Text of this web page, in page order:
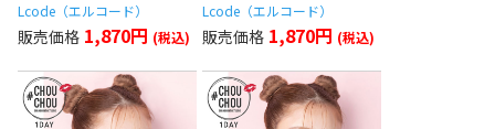
Lcode（エルコード）
1,870円
Lcode（エルコード）
1,870円